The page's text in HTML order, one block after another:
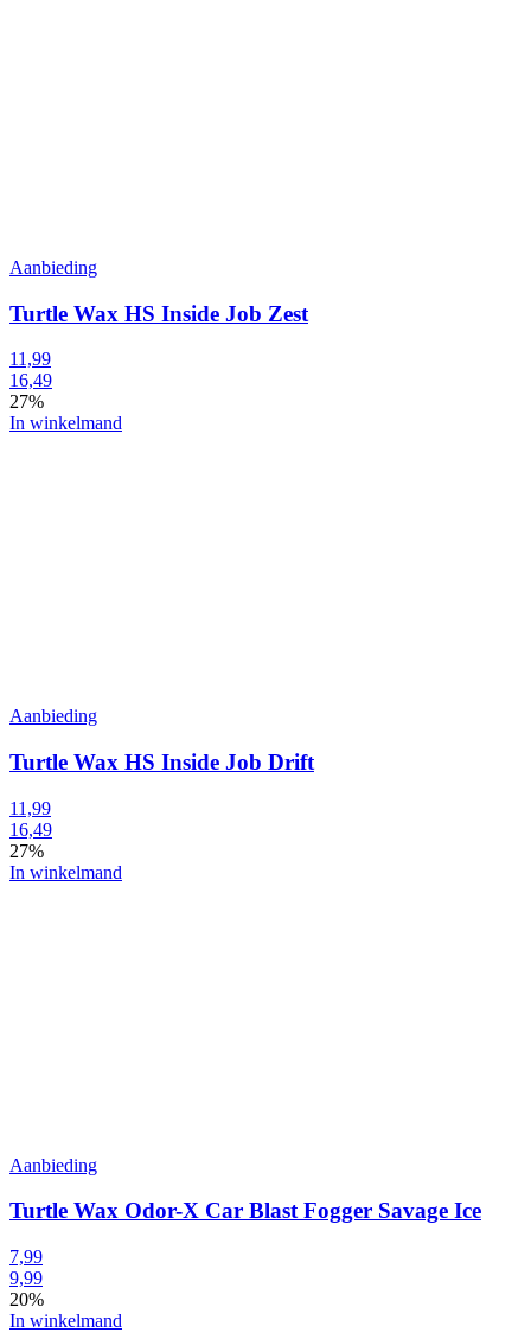
Aanbieding
Turtle Wax HS Inside Job Zest
11,99
16,49
27%
In winkelmand
Aanbieding
Turtle Wax HS Inside Job Drift
11,99
16,49
27%
In winkelmand
Aanbieding
Turtle Wax Odor-X Car Blast Fogger Savage Ice
7,99
9,99
20%
In winkelmand